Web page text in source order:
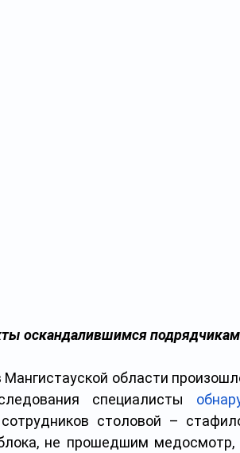
оскандалившимся
Мангистауской области
специалисты
столовой –
не прошедшим медосмотр,